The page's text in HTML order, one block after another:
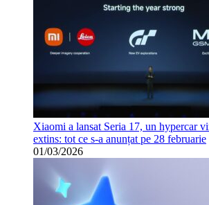
Xiaomi a lansat Seria 17, un hypercar
extins: tot ce s-a anunțat pe 28 februarie
01/03/2026